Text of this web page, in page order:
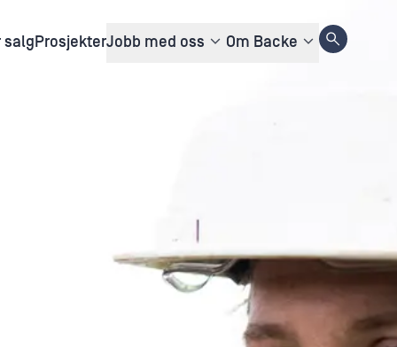
salgProsjekterJobb med oss Om Backe